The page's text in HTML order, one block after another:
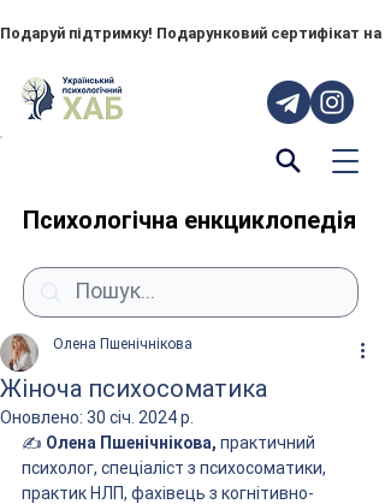
Подаруй підтримку! Подарунковий сертифікат
Психологічна енкциклопедія
Жіноча психосоматика
Олена Пшенічнікова
Оновлено: 30 січ. 2024 р.
✍️ Олена Пшенічнікова, практичний
психолог, спеціаліст з психосоматики,
практик НЛП, фахівець з когнітивно-